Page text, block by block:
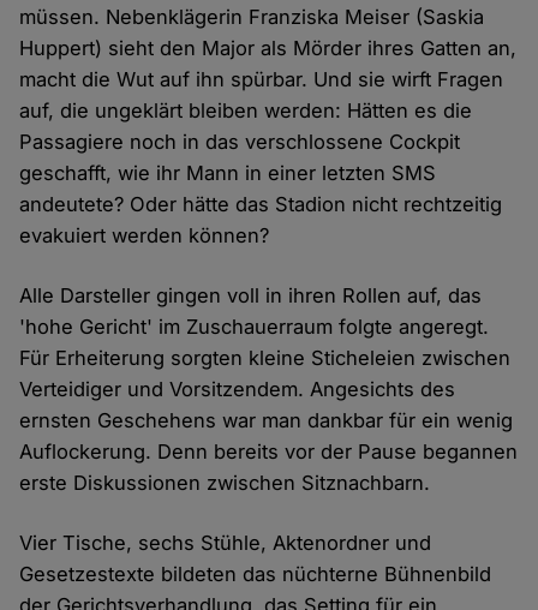
müssen. Nebenklägerin Franziska Meiser (Saskia
Huppert) sieht den Major als Mörder ihres Gatten an,
macht die Wut auf ihn spürbar. Und sie wirft Fragen
auf, die ungeklärt bleiben werden: Hätten es die
Passagiere noch in das verschlossene Cockpit
geschafft, wie ihr Mann in einer letzten SMS
andeutete? Oder hätte das Stadion nicht rechtzeitig
evakuiert werden können?
Alle Darsteller gingen voll in ihren Rollen auf, das
'hohe Gericht' im Zuschauerraum folgte angeregt.
Für Erheiterung sorgten kleine Sticheleien zwischen
Verteidiger und Vorsitzendem. Angesichts des
ernsten Geschehens war man dankbar für ein wenig
Auflockerung. Denn bereits vor der Pause begannen
erste Diskussionen zwischen Sitznachbarn.
Vier Tische, sechs Stühle, Aktenordner und
Gesetzestexte bildeten das nüchterne Bühnenbild